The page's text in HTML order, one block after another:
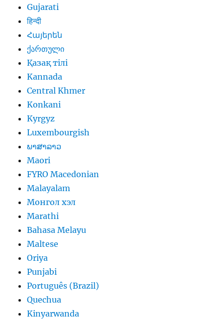
Gujarati
हिन्दी
Հայերեն
ქართული
Қазақ тілі
Kannada
Central Khmer
Konkani
Kyrgyz
Luxembourgish
ພາສາລາວ
Maori
FYRO Macedonian
Malayalam
Монгол хэл
Marathi
Bahasa Melayu
Maltese
Oriya
Punjabi
Português (Brazil)
Quechua
Kinyarwanda